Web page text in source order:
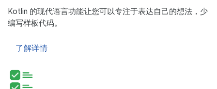
Kotlin 的现代语言功能让您可以专注于表达自己的想法，少
编写样板代码。
了解详情